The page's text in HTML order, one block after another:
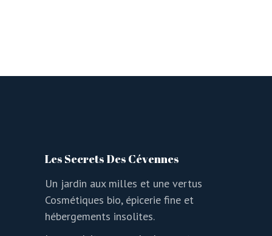
Les Secrets Des Cévennes
Un jardin aux milles et une vertus
Cosmétiques bio, épicerie fine et
hébergements insolites.